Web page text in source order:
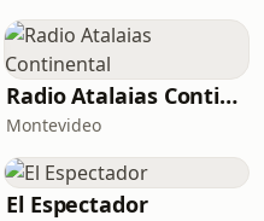
Radio Atalaias Continental
Montevideo
El Espectador